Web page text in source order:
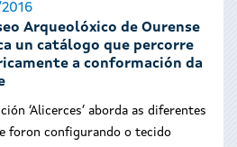
Arqueolóxico de Ourense
un catálogo que percorre
a conformación da
‘Alicerces’ aborda as diferentes
foron configurando o tecido